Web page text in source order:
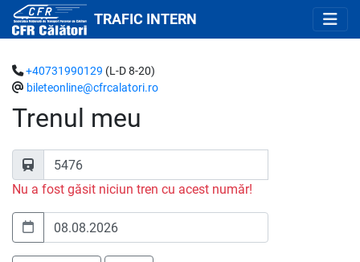
TRAFIC INTERN
Trenul meu
+40731990129 (L-D 8-20)
bileteonline@cfrcalatori.ro
Nu a fost găsit niciun tren cu acest număr!